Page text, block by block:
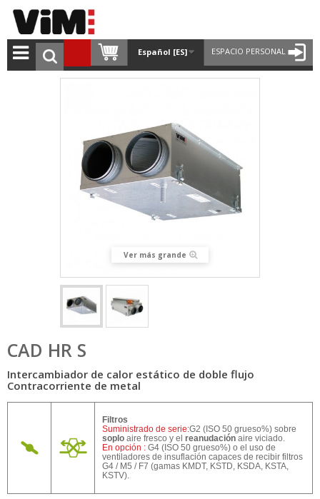
ESPACIO PERSONAL
Español [ES]
Ver más grande
CAD HR S
Intercambiador de calor estático de doble flujo
Contracorriente de metal
Filtros
Suministrado de serie:G2 (ISO 50 grueso%) sobre
soplo aire fresco y el reanudación aire viciado.
En opción : G4 (ISO 50 grueso%) o el uso de
ventiladores de insuflación capaces de recibir filtros
G4 / M5 / F7 (gamas KMDT, KSTD, KSDA, KSTA,
KSTV).